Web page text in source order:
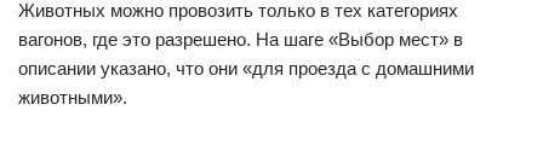
Животных можно провозить только в тех категориях
вагонов, где это разрешено. На шаге «Выбор мест» в
описании указано, что они «для проезда с домашними
животными».